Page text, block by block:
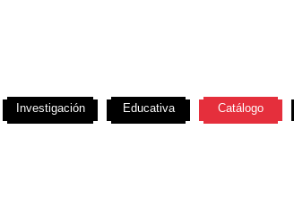
Investigación Educativa Catálogo